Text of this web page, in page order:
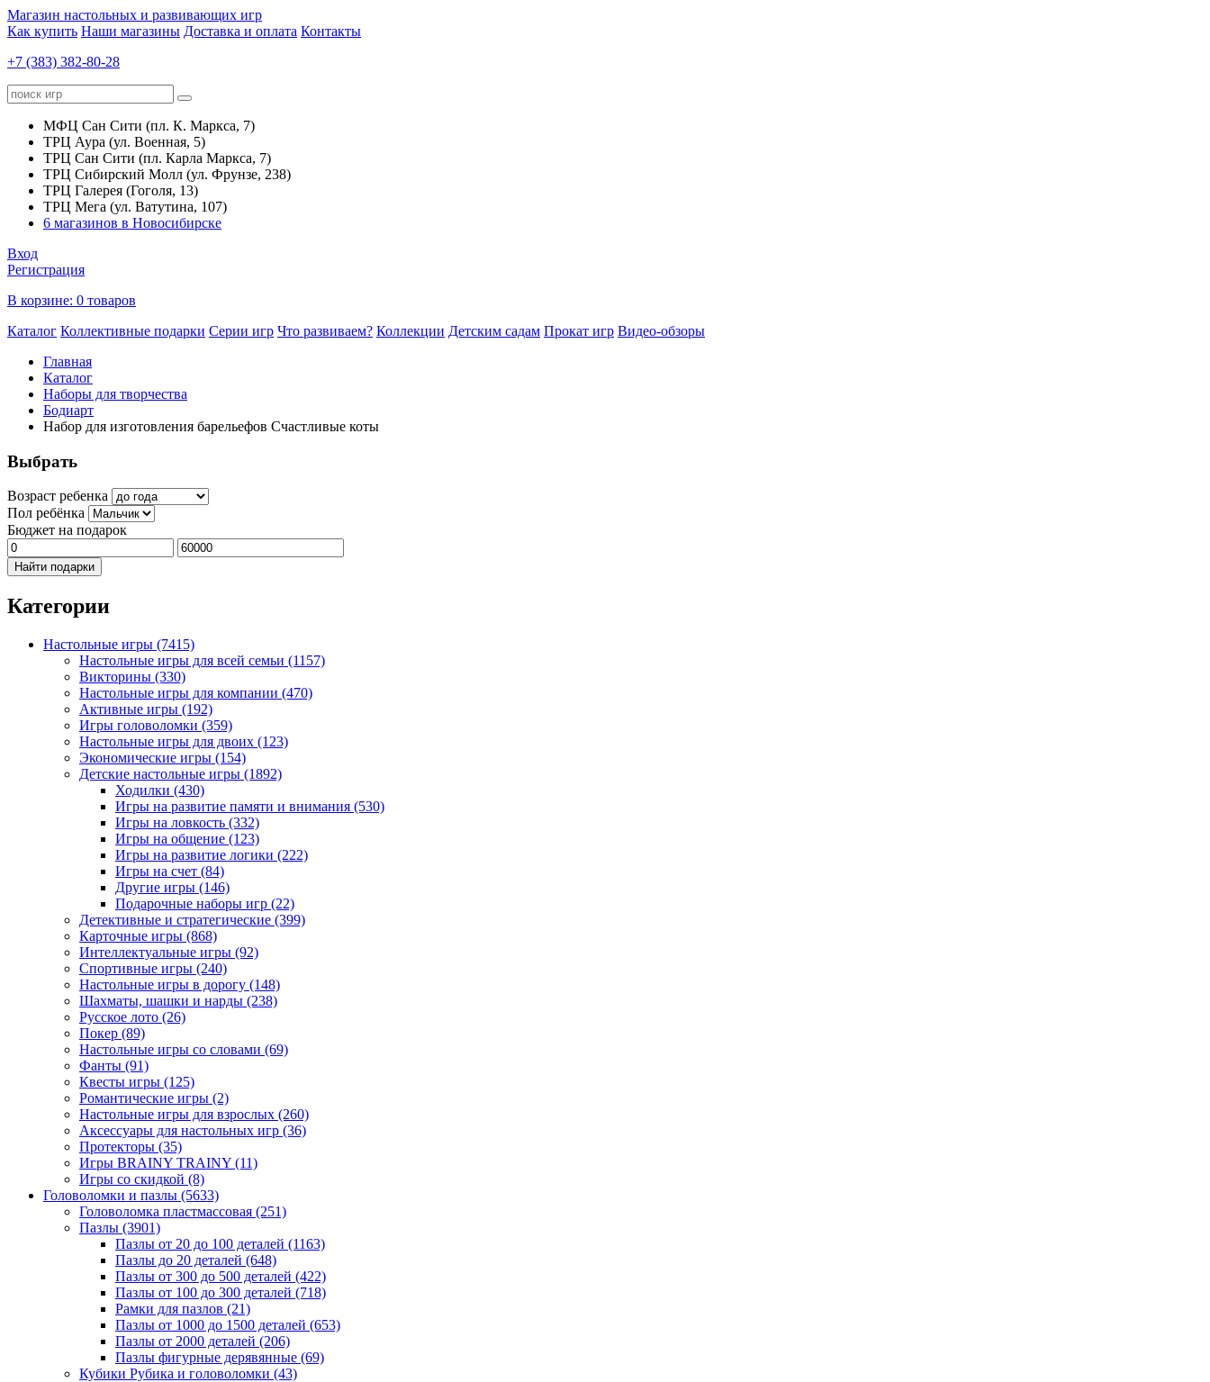
Магазин настольных и развивающих игр
Как купить Наши магазины Доставка и оплата Контакты
+7 (383) 382-80-28
МФЦ Сан Сити (пл. К. Маркса, 7)
ТРЦ Аура (ул. Военная, 5)
ТРЦ Сан Сити (пл. Карла Маркса, 7)
ТРЦ Сибирский Молл (ул. Фрунзе, 238)
ТРЦ Галерея (Гоголя, 13)
ТРЦ Мега (ул. Ватутина, 107)
6 магазинов в Новосибирске
Вход
Регистрация
В корзине: 0 товаров
Каталог Коллективные подарки Серии игр Что развиваем? Коллекции Детским садам Прокат игр Видео-обзоры
Главная
Каталог
Наборы для творчества
Бодиарт
Набор для изготовления барельефов Счастливые коты
Выбрать
Возраст ребенка
Пол ребёнка
Бюджет на подарок
Найти подарки
Категории
Настольные игры (7415)
Настольные игры для всей семьи (1157)
Викторины (330)
Настольные игры для компании (470)
Активные игры (192)
Игры головоломки (359)
Настольные игры для двоих (123)
Экономические игры (154)
Детские настольные игры (1892)
Ходилки (430)
Игры на развитие памяти и внимания (530)
Игры на ловкость (332)
Игры на общение (123)
Игры на развитие логики (222)
Игры на счет (84)
Другие игры (146)
Подарочные наборы игр (22)
Детективные и стратегические (399)
Карточные игры (868)
Интеллектуальные игры (92)
Спортивные игры (240)
Настольные игры в дорогу (148)
Шахматы, шашки и нарды (238)
Русское лото (26)
Покер (89)
Настольные игры со словами (69)
Фанты (91)
Квесты игры (125)
Романтические игры (2)
Настольные игры для взрослых (260)
Аксессуары для настольных игр (36)
Протекторы (35)
Игры BRAINY TRAINY (11)
Игры со скидкой (8)
Головоломки и пазлы (5633)
Головоломка пластмассовая (251)
Пазлы (3901)
Пазлы от 20 до 100 деталей (1163)
Пазлы до 20 деталей (648)
Пазлы от 300 до 500 деталей (422)
Пазлы от 100 до 300 деталей (718)
Рамки для пазлов (21)
Пазлы от 1000 до 1500 деталей (653)
Пазлы от 2000 деталей (206)
Пазлы фигурные дерявянные (69)
Кубики Рубика и головоломки (43)